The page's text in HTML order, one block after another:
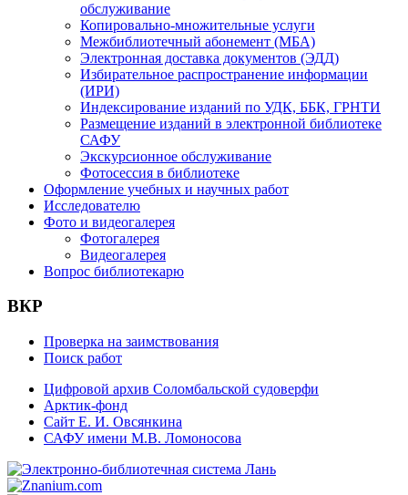
обслуживание
Копировально-множительные услуги
Межбиблиотечный абонемент (МБА)
Электронная доставка документов (ЭДД)
Избирательное распространение информации
(ИРИ)
Индексирование изданий по УДК, ББК, ГРНТИ
Размещение изданий в электронной библиотеке
САФУ
Экскурсионное обслуживание
Фотосессия в библиотеке
Оформление учебных и научных работ
Исследователю
Фото и видеогалерея
Фотогалерея
Видеогалерея
Вопрос библиотекарю
ВКР
Проверка на заимствования
Поиск работ
Цифровой архив Соломбальской судоверфи
Арктик-фонд
Сайт Е. И. Овсянкина
САФУ имени М.В. Ломоносова